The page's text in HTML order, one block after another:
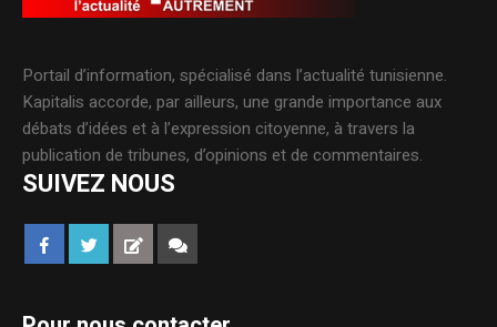
Portail d’information, spécialisé dans l’actualité tunisienne.
Kapitalis accorde, par ailleurs, une grande importance aux
débats d’idées et à l’expression citoyenne, à travers la
publication de tribunes, d’opinions et de commentaires.
SUIVEZ NOUS